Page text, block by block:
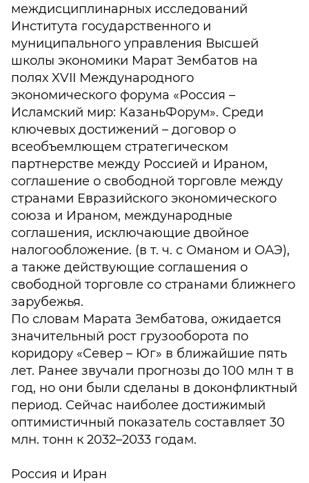
междисциплинарных исследований
Института государственного и
муниципального управления Высшей
школы экономики Марат Зембатов на
полях XVII Международного
экономического форума «Россия –
Исламский мир: КазаньФорум». Среди
ключевых достижений – договор о
всеобъемлющем стратегическом
партнерстве между Россией и Ираном,
соглашение о свободной торговле между
странами Евразийского экономического
союза и Ираном, международные
соглашения, исключающие двойное
налогообложение. (в т. ч. с Оманом и ОАЭ),
а также действующие соглашения о
свободной торговле со странами ближнего
зарубежья.
По словам Марата Зембатова, ожидается
значительный рост грузооборота по
коридору «Север – Юг» в ближайшие пять
лет. Ранее звучали прогнозы до 100 млн т в
год, но они были сделаны в доконфликтный
период. Сейчас наиболее достижимый
оптимистичный показатель составляет 30
млн. тонн к 2032–2033 годам.
Россия и Иран